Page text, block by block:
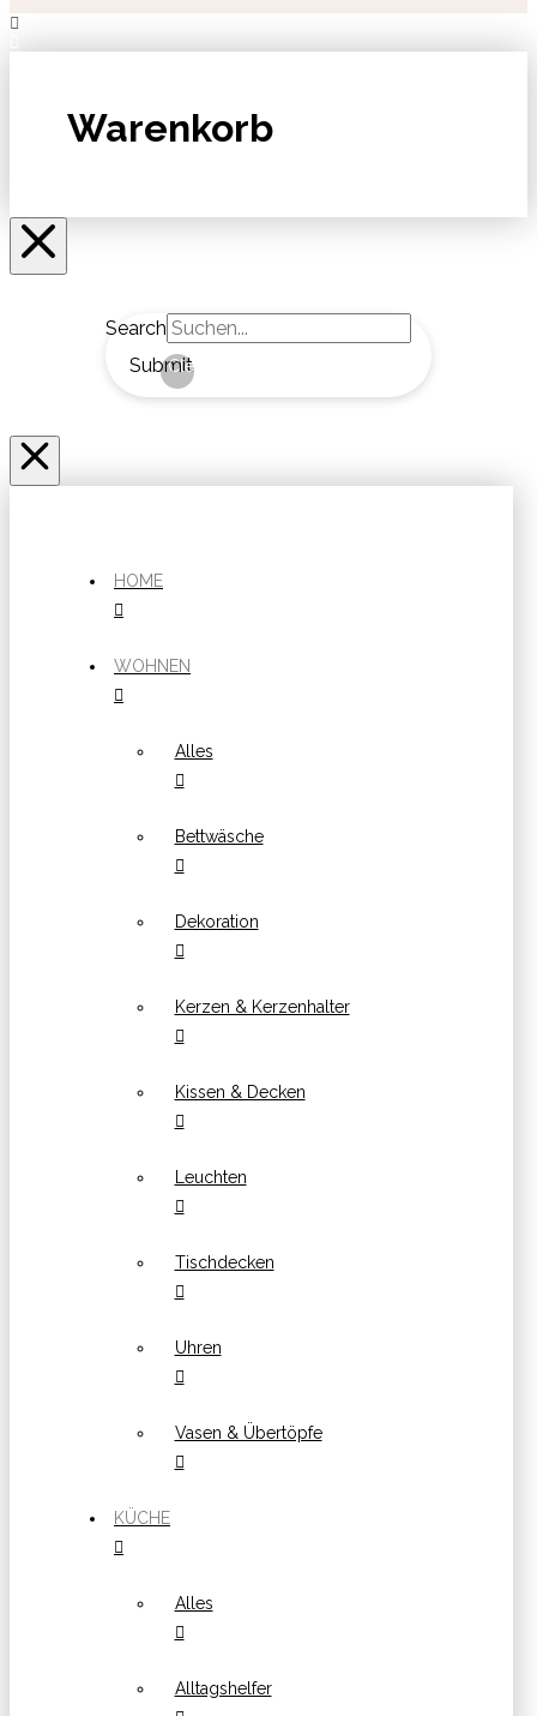
Warenkorb
Search
Submit
Clear
HOME
WOHNEN
Alles
Bettwäsche
Dekoration
Kerzen & Kerzenhalter
Kissen & Decken
Leuchten
Tischdecken
Uhren
Vasen & Übertöpfe
KÜCHE
Alles
Alltagshelfer